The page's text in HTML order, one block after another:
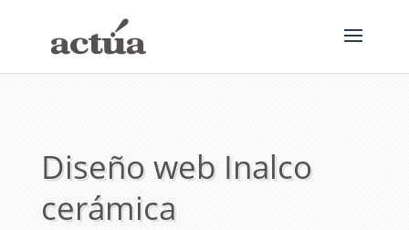
Diseño web Inalco
cerámica